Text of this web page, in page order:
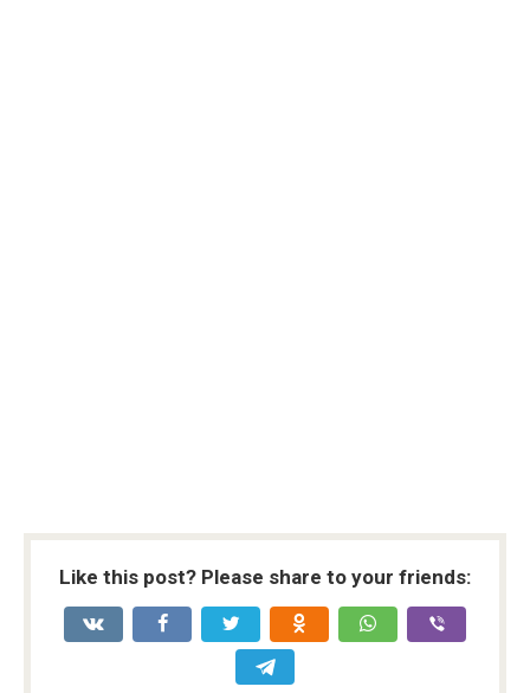
Like this post? Please share to your friends: